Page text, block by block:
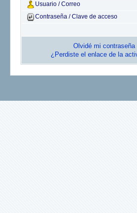
Usuario / Correo
Contraseña / Clave de acceso
Olvidé mi contraseña
¿Perdiste el enlace de la